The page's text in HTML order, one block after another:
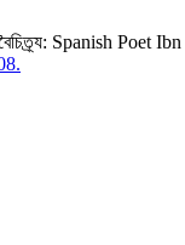
Spanish